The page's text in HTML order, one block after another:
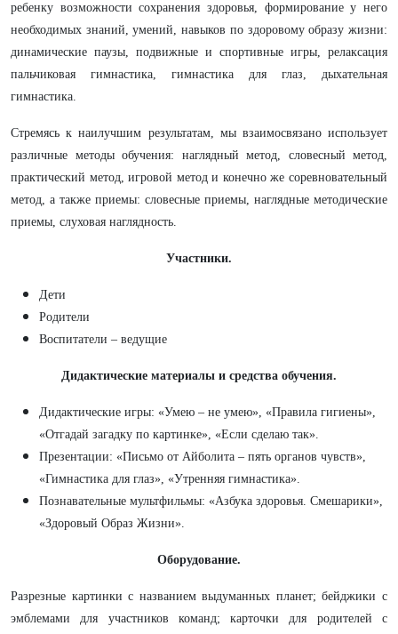
ребенку возможности сохранения здоровья, формирование у него
необходимых знаний, умений, навыков по здоровому образу жизни:
динамические паузы, подвижные и спортивные игры, релаксация
пальчиковая гимнастика, гимнастика для глаз, дыхательная
гимнастика.
Стремясь к наилучшим результатам, мы взаимосвязано использует
различные методы обучения: наглядный метод, словесный метод,
практический метод, игровой метод и конечно же соревновательный
метод, а также приемы: словесные приемы, наглядные методические
приемы, слуховая наглядность.
Участники.
Дети
Родители
Воспитатели – ведущие
Дидактические материалы и средства обучения.
Дидактические игры: «Умею – не умею», «Правила гигиены»,
«Отгадай загадку по картинке», «Если сделаю так».
Презентации: «Письмо от Айболита – пять органов чувств»,
«Гимнастика для глаз», «Утренняя гимнастика».
Познавательные мультфильмы: «Азбука здоровья. Смешарики»,
«Здоровый Образ Жизни».
Оборудование.
Разрезные картинки с названием выдуманных планет; бейджики с
эмблемами для участников команд; карточки для родителей с